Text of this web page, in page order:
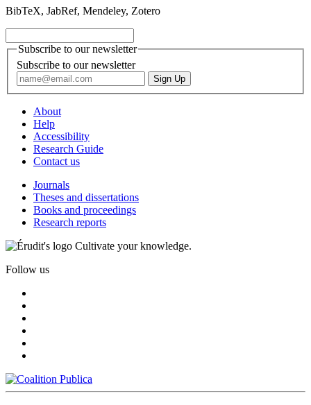
BibTeX, JabRef, Mendeley, Zotero
Subscribe to our newsletter
Subscribe to our newsletter
About
Help
Accessibility
Research Guide
Contact us
Journals
Theses and dissertations
Books and proceedings
Research reports
Cultivate your knowledge.
Follow us